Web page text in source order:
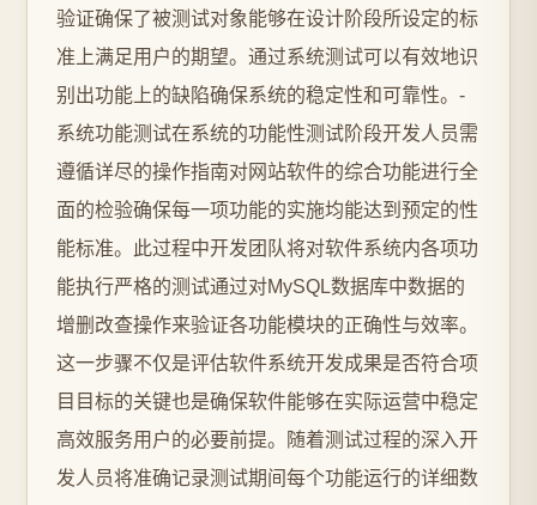
验证确保了被测试对象能够在设计阶段所设定的标
准上满足用户的期望。通过系统测试可以有效地识
别出功能上的缺陷确保系统的稳定性和可靠性。-
系统功能测试在系统的功能性测试阶段开发人员需
遵循详尽的操作指南对网站软件的综合功能进行全
面的检验确保每一项功能的实施均能达到预定的性
能标准。此过程中开发团队将对软件系统内各项功
能执行严格的测试通过对MySQL数据库中数据的
增删改查操作来验证各功能模块的正确性与效率。
这一步骤不仅是评估软件系统开发成果是否符合项
目目标的关键也是确保软件能够在实际运营中稳定
高效服务用户的必要前提。随着测试过程的深入开
发人员将准确记录测试期间每个功能运行的详细数